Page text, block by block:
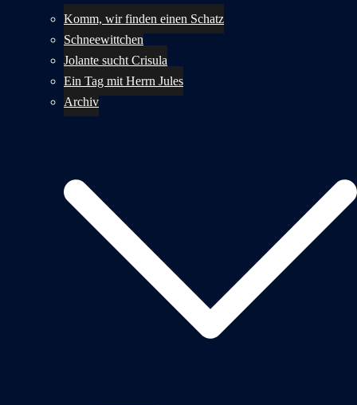
Komm, wir finden einen Schatz
Schneewittchen
Jolante sucht Crisula
Ein Tag mit Herrn Jules
Archiv